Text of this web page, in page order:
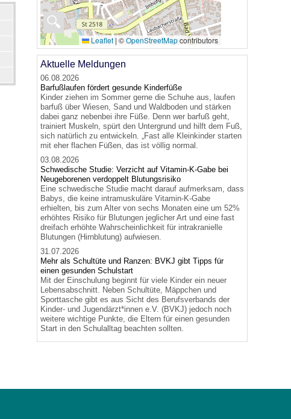
🔍
Leaflet | ©OpenStreetMapcontributors
Aktuelle Meldungen
06.08.2026
Barfußlaufen fördert gesunde Kinderfüße
Kinder ziehen im Sommer gerne die Schuhe aus, laufen
barfuß über Wiesen, Sand und Waldboden und stärken
dabei ganz nebenbei ihre Füße. Denn wer barfuß geht,
trainiert Muskeln, spürt den Untergrund und hilft dem Fuß,
sich natürlich zu entwickeln. „Fast alle Kleinkinder starten
mit eher flachen Füßen, das ist völlig normal.
03.08.2026
Schwedische Studie: Verzicht auf Vitamin-K-Gabe bei
Neugeborenen verdoppelt Blutungsrisiko
Eine schwedische Studie macht darauf aufmerksam, dass
Babys, die keine intramuskuläre Vitamin-K-Gabe
erhielten, bis zum Alter von sechs Monaten eine um 52%
erhöhtes Risiko für Blutungen jeglicher Art und eine fast
dreifach erhöhte Wahrscheinlichkeit für intrakranielle
Blutungen (Hirnblutung) aufwiesen.
31.07.2026
Mehr als Schultüte und Ranzen: BVKJ gibt Tipps für
einen gesunden Schulstart
Mit der Einschulung beginnt für viele Kinder ein neuer
Lebensabschnitt. Neben Schultüte, Mäppchen und
Sporttasche gibt es aus Sicht des Berufsverbands der
Kinder- und Jugendärzt*innen e.V. (BVKJ) jedoch noch
weitere wichtige Punkte, die Eltern für einen gesunden
Start in den Schulalltag beachten sollten.